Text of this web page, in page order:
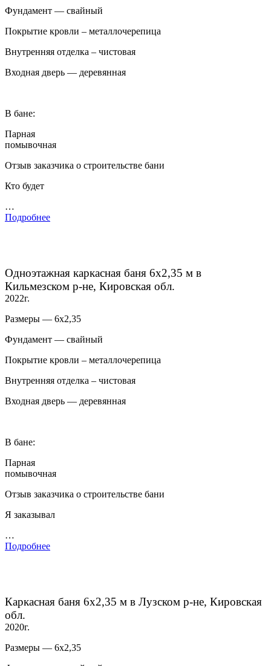
Фундамент — свайный
Покрытие кровли – металлочерепица
Внутренняя отделка – чистовая
Входная дверь — деревянная
В бане:
Парная
помывочная
Отзыв заказчика о строительстве бани
Кто будет
…
Подробнее
Одноэтажная каркасная баня 6х2,35 м в
Кильмезском р-не, Кировская обл.
2022г.
Размеры — 6х2,35
Фундамент — свайный
Покрытие кровли – металлочерепица
Внутренняя отделка – чистовая
Входная дверь — деревянная
В бане:
Парная
помывочная
Отзыв заказчика о строительстве бани
Я заказывал
…
Подробнее
Каркасная баня 6х2,35 м в Лузском р-не, Кировская
обл.
2020г.
Размеры — 6х2,35